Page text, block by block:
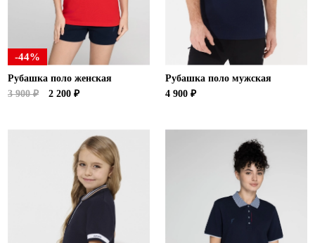
-44%
Рубашка поло женская
3 900 ₽
2 200 ₽
Рубашка поло мужская
4 900 ₽